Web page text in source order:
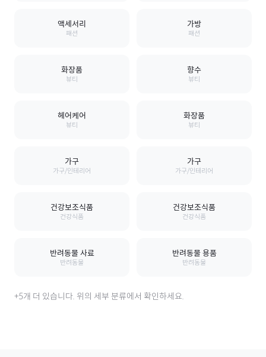
액세서리
패션
가방
패션
화장품
뷰티
향수
뷰티
헤어케어
뷰티
화장품
뷰티
가구
가구/인테리어
가구
가구/인테리어
건강보조식품
건강식품
건강보조식품
건강식품
반려동물 사료
반려동물
반려동물 용품
반려동물
+5개 더 있습니다. 위의 세부 분류에서 확인하세요.